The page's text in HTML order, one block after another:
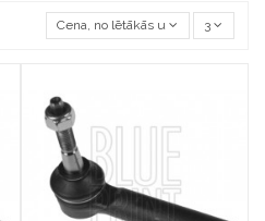
Cena, no lētākās uz dārgāko
3